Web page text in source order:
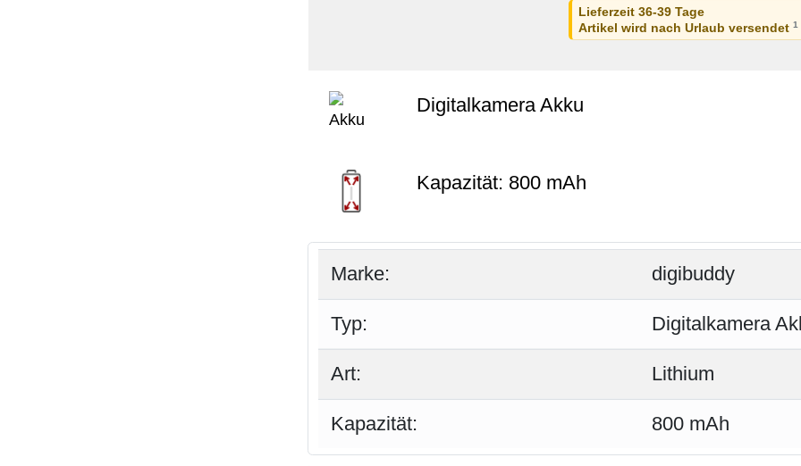
Lieferzeit 36-39 Tage
Artikel wird nach Urlaub versendet 1
Digitalkamera Akku
Kapazität: 800 mAh
Marke: digibuddy
Typ: Digitalkamera
Art: Lithium
Kapazität: 800 mAh